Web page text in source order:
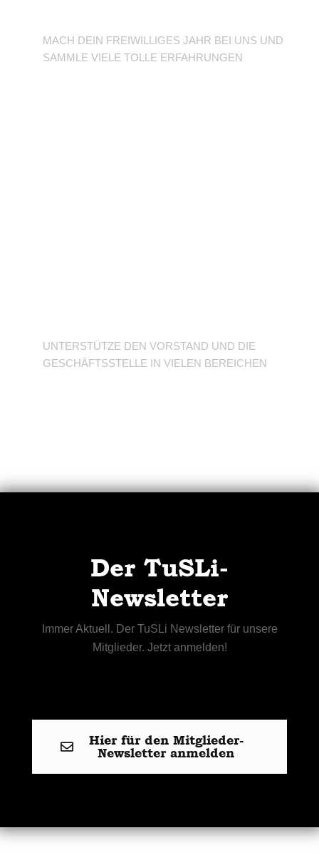
MACH DEIN FREIWILLIGES JAHR BEI UNS UND
SAMMLE VIELE TOLLE ERFAHRUNGEN
UNTERSTÜTZE DEN VORSTAND UND DIE
GESCHÄFTSSTELLE IN VIELEN BEREICHEN
Der TuSLi-
Newsletter
Immer Aktuell. Der TuSLi Newsletter für unsere
Mitglieder. Jetzt anmelden!
Hier für den Mitglieder-
Newsletter anmelden